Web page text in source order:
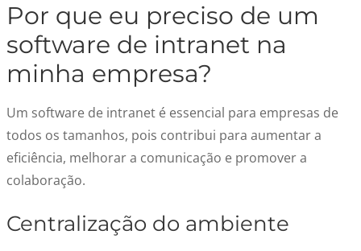
Por que eu preciso de um
software de intranet na
minha empresa?
Um software de intranet é essencial para empresas de
todos os tamanhos, pois contribui para aumentar a
eficiência, melhorar a comunicação e promover a
colaboração.
Centralização do ambiente